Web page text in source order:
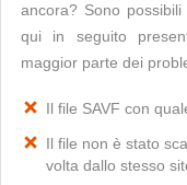
ancora? Sono
qui in seguito
maggior parte dei
Il file SAVF con
Il file non è stato
volta dallo stesso